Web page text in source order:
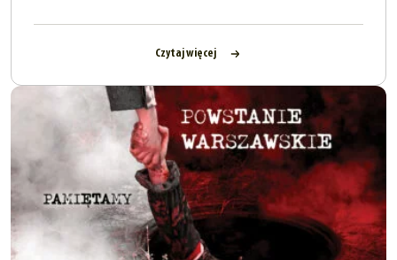
Czytaj więcej